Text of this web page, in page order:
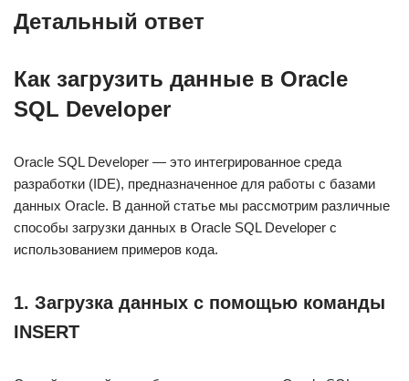
Детальный ответ
Как загрузить данные в Oracle
SQL Developer
Oracle SQL Developer — это интегрированное среда
разработки (IDE), предназначенное для работы с базами
данных Oracle. В данной статье мы рассмотрим различные
способы загрузки данных в Oracle SQL Developer с
использованием примеров кода.
1. Загрузка данных с помощью команды
INSERT